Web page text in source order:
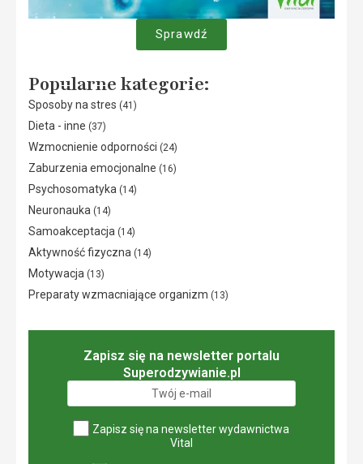
Sprawdź
Popularne kategorie:
Sposoby na stres (41)
Dieta - inne (37)
Wzmocnienie odporności (24)
Zaburzenia emocjonalne (16)
Psychosomatyka (14)
Neuronauka (14)
Samoakceptacja (14)
Aktywność fizyczna (14)
Motywacja (13)
Preparaty wzmacniające organizm (13)
Zapisz się na newsletter portalu
Superodzywianie.pl
Zapisz się na newsletter wydawnictwa
Vital